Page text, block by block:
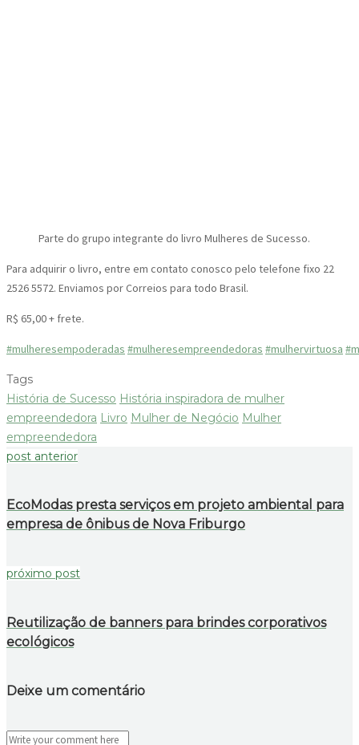
Parte do grupo integrante do livro Mulheres de Sucesso.
Para adquirir o livro, entre em contato conosco pelo telefone fixo 22
2526 5572. Enviamos por Correios para todo Brasil.
R$ 65,00 + frete.
#mulheresempoderadas #mulheresempreendedoras #mulhervirtuosa
Tags
História de Sucesso História inspiradora de mulher
empreendedora Livro Mulher de Negócio Mulher
empreendedora
post anterior
EcoModas presta serviços em projeto ambiental para
empresa de ônibus de Nova Friburgo
próximo post
Reutilização de banners para brindes corporativos
ecológicos
Deixe um comentário